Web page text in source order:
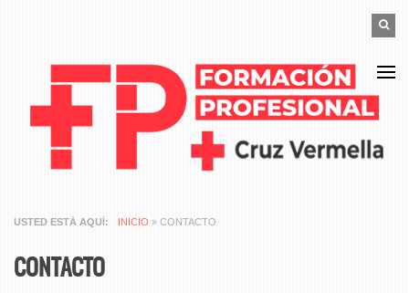
Buscar
USTED ESTÁ AQUÍ INICIO » CONTACTO
CONTACTO